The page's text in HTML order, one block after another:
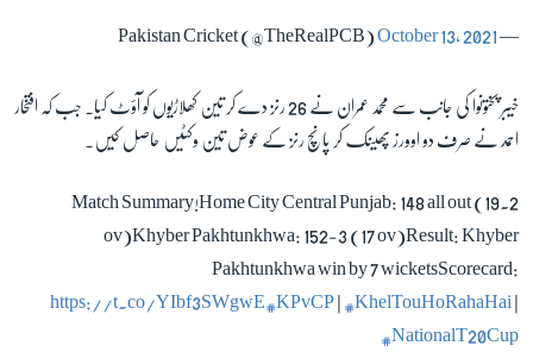
— Pakistan Cricket (@TheRealPCB)
October 13, 2021
خیبر پختونوا کی جانب سے محمد عمران نے 26 رنز دے کر تین کھلاڑیوں کو آؤٹ کیا۔ جب کہ افتخار
احمد نے صرف دو اوورز پھینک کر پانچ رنز کے عوض تین وکٹیں حاصل کیں۔
Match Summary!Home City Central Punjab: 148 all out (19.2
ov)Khyber Pakhtunkhwa: 152-3 (17 ov)Result: Khyber
Pakhtunkhwa win by 7 wicketsScorecard:
https://t.co/YIbf3SWgwE #KPvCP #KhelTouHoRahaHai
#NationalT20Cup